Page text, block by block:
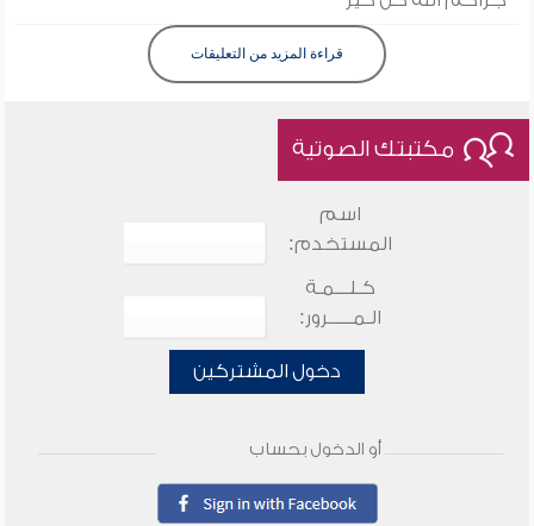
قراءة المزيد من التعليقات
مكتبتك الصوتية
اسم
المستخدم:
كـلـــمـة
الـمـــــرور:
دخول المشتركين
أو الدخول بحساب